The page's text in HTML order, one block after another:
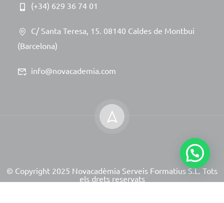
(+34) 629 36 74 01
C/ Santa Teresa, 15. 08140 Caldes de Montbui
(Barcelona)
info@novacademia.com
© Copyright 2025 Novacadèmia Serveis Formatius S.L. Tots
els drets reservats